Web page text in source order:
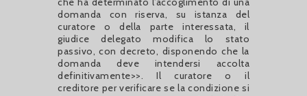
domanda con riserva, su istanza del
curatore o della parte interessata, il
giudice delegato modifica lo stato
passivo, con decreto, disponendo che la
domanda deve intendersi accolta
definitivamente>>. Il curatore o il
creditore per verificare se la condizione si